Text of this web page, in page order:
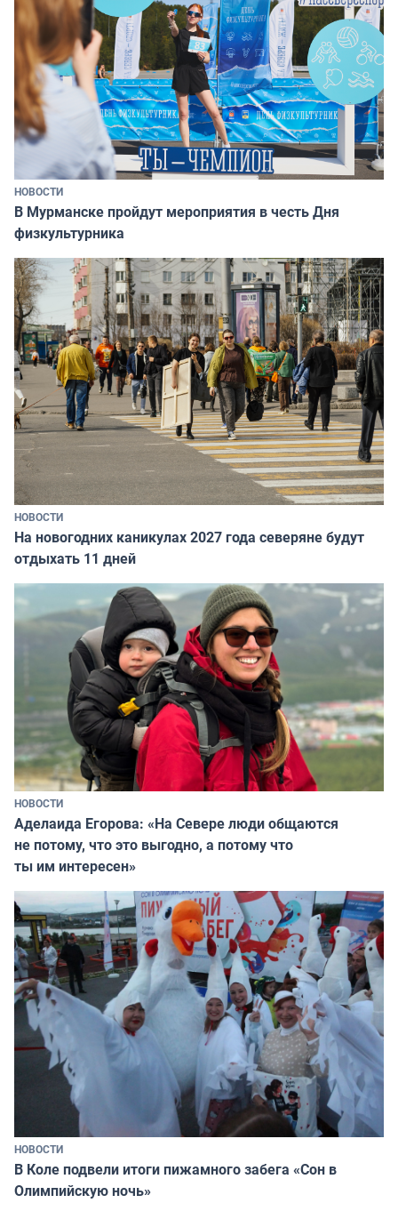
НОВОСТИ
В Мурманске пройдут мероприятия в честь Дня
физкультурника
НОВОСТИ
На новогодних каникулах 2027 года северяне будут
отдыхать 11 дней
НОВОСТИ
Аделаида Егорова: «На Севере люди общаются
не потому, что это выгодно, а потому что
ты им интересен»
НОВОСТИ
В Коле подвели итоги пижамного забега «Сон в
Олимпийскую ночь»